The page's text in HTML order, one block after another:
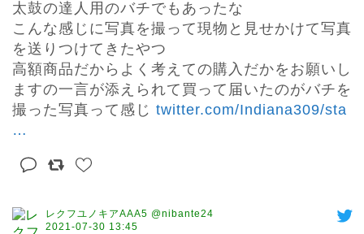
太鼓の達人用のバチでもあったな
こんな感じに写真を撮って現物と見せかけて写真
を送りつけてきたやつ
高額商品だからよく考えての購入だかをお願いし
ますの一言が添えられて買って届いたのがバチを
撮った写真って感じ twitter.com/Indiana309/sta
…
レクフユノキアAAA5 @nibante24
2021-07-30 13:45